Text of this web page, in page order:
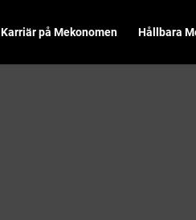
Karriär på Mekonomen Hållbara